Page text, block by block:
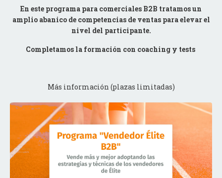
amplio abanico de competencias de ventas para elevar el
nivel del participante.